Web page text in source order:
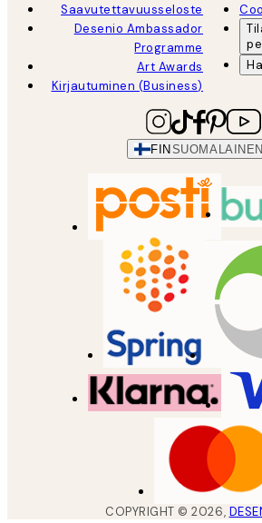
Saavutettavuusseloste
Desenio Ambassador
Programme
Art Awards
Kirjautuminen (Business)
FIN SUOMALAINEN
COPYRIGHT ©2026,